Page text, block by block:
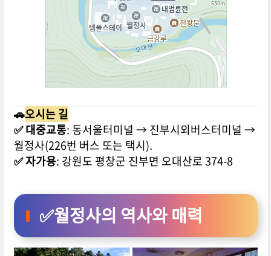
🚗오시는 길
✅대중교통: 동서울터미널 → 진부시외버스터미널 →
월정사(226번 버스 또는 택시).
✅자가용: 강원도 평창군 진부면 오대산로 374-8
✅월정사의 역사와 매력